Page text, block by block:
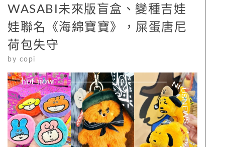
WASABI未來版盲盒、變種吉娃
娃聯名《海綿寶寶》，屎蛋唐尼
荷包失守
by copi